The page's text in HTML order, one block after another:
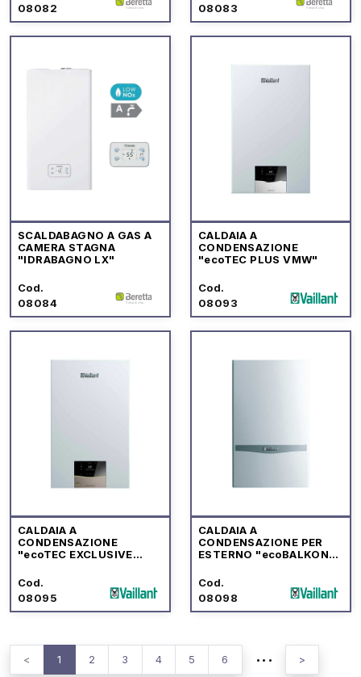
08082
08083
SCALDABAGNO A GAS A
CAMERA STAGNA
"IDRABAGNO LX"
Cod.
08084
CALDAIA A
CONDENSAZIONE
"ecoTEC PLUS VMW"
Cod.
08093
CALDAIA A
CONDENSAZIONE
"ecoTEC EXCLUSIVE
"sensoCOMFORT"
Cod.
08095
CALDAIA A
CONDENSAZIONE PER
ESTERNO "ecoBALKON
CENTRALINA
"multiMATIC 700"
Cod.
08098
< 1 2 3 4 5 6 ... >